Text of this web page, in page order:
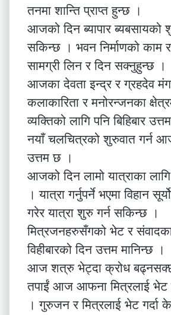
तनमा शान्ति प्राप्त हुन्छ ।
आजको दिन ब्यापार ब्यबसायको
सकिन्छ । भवन निर्माणको काम र
सामग्री लिन र दिन सक्नुहुन्छ ।
आजका देवता इन्द्र र ग्रहदेव
कलाकारिता र मनोरन्जनका
व्यक्तिको लागि पनि बिहिबार
नयाँ चलचित्रको शुरुवात गर्न
उत्तम छ ।
आजको दिन लामो यात्राका
। यात्रा गर्नुपर्ने भएमा विहान
गरेर यात्रा शुरु गर्न सकिन्छ ।
मित्रजनहरुसँगको भेट र
विहीबारको दिन उत्तम मानिन्छ ।
आज शत्रु भेट्दा क्रोध
तपाईं आज आफना मित्रलाई भेट
। गुरुजन र मित्रलाई भेट गर्दा